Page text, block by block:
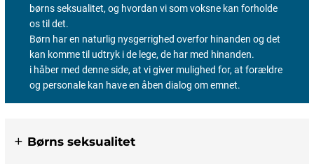
børns seksualitet, og hvordan vi som voksne kan forholde
os til det.
Børn har en naturlig nysgerrighed overfor hinanden og det
kan komme til udtryk i de lege, de har med hinanden.
i håber med denne side, at vi giver mulighed for, at forældre
og personale kan have en åben dialog om emnet.
Børns seksualitet